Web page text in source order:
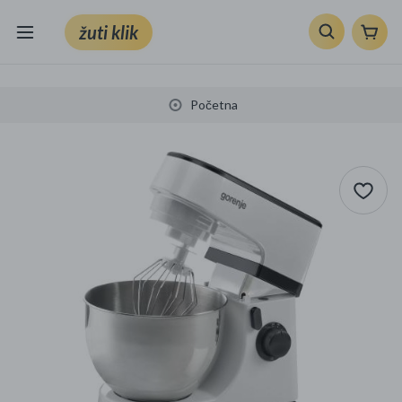
žuti klik
Mobiteli, računala i elektronika
Klik supermarket
Ljepota i zdravlje
Početna